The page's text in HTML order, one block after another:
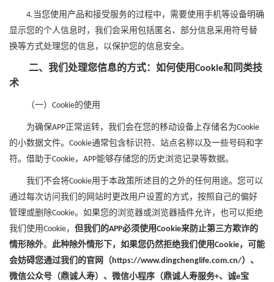
4. 当您使用产品和接受服务的过程中，需要使用手机等设备明确
显示您的个人信息时，我们会采用包括匿名、部分信息采用符号替
换等方式处理您的信息，以保护您的信息安全。
二、我们处理您信息的方式：如何使用Cookie和同类技
术
（一） Cookie的使用
为确保APP正常运转，我们会在您的移动设备上存储名为Cookie
的小数据文件。 Cookie通常包含标识符、站点名称以及一些号码和字
符。借助于Cookie， APP能够存储您的历史浏览记录等数据。
我们不会将Cookie用于本政策所述目的之外的任何用途。您可以
通过每次访问我们的网站时更改用户设置的方式，按照自己的偏好
管理或删除Cookie。如果您的浏览器或浏览器插件允许，也可以拒绝
我们使用Cookie， 但我们的APP必须使用Cookie来防止第三方欺诈的
情形除外。 此种除外情形下，如果您仍然拒绝我们使用Cookie，可能
会妨碍您通过我们的官网（https://www.dingchenglife.com.cn/）、
微信公众号（鼎诚人寿）、微信小程序（鼎诚人寿服务+、诚e宝